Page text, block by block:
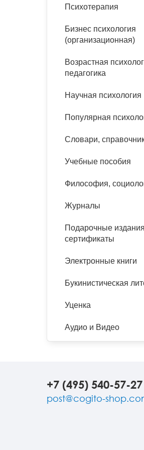
панические атаки
Психодрама
Сказкотерапия
психотерапии
Классический, эриксоновский
эргономика
Социальная психология
Психология развития
организационная психология
психоанализ
Психотерапия
Бизнес психология
(организационная)
Возрастная
педагогика
Научная психология
Популярная
Словари,
Учебные пособия
Философия,
Журналы
Подарочные
сертификаты
Электронные книги
Букинистическая
Уценка
Аудио и Видео
+7 (495) 540-57-27
post@cogito-